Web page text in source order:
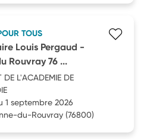
TOUS
Louis Pergaud -
Rouvray 76 ...
DE L'ACADEMIE DE
1 septembre 2026
du-Rouvray (76800)